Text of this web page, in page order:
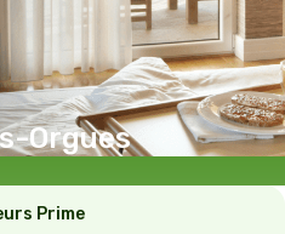
les-Orgues
Prime